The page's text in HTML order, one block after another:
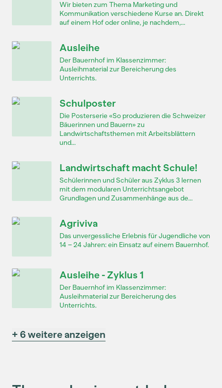
Wir bieten zum Thema Marketing und
Kommunikation verschiedene Kurse an. Direkt
auf einem Hof oder online, je nachdem,...
Ausleihe
Der Bauernhof im Klassenzimmer:
Ausleihmaterial zur Bereicherung des
Unterrichts.
Schulposter
Die Posterserie «So produzieren die Schweizer
Bäuerinnen und Bauern» zu
Landwirtschaftsthemen mit Arbeitsblättern
und...
Landwirtschaft macht Schule!
Schülerinnen und Schüler aus Zyklus 3 lernen
mit dem modularen Unterrichtsangebot
Grundlagen und Zusammenhänge aus de...
Agriviva
Das unvergessliche Erlebnis für Jugendliche von
14 – 24 Jahren: ein Einsatz auf einem Bauernhof.
Ausleihe - Zyklus 1
Der Bauernhof im Klassenzimmer:
Ausleihmaterial zur Bereicherung des
Unterrichts.
+ 6 weitere anzeigen